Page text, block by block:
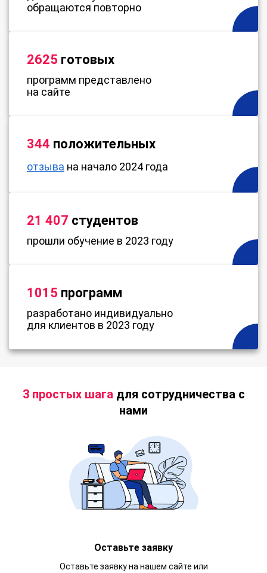
обращаются повторно
2625 готовых
программ представлено
на сайте
344 положительных
отзыва на начало 2024 года
21 407 студентов
прошли обучение в 2023 году
1015 программ
разработано индивидуально
для клиентов в 2023 году
3 простых шагадля сотрудничества с
нами
Оставьте заявку
Оставьте заявку на нашем сайте или